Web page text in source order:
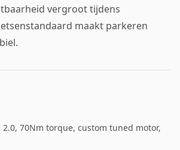
vergroot tijdens
maakt parkeren
2.0, 70Nm torque, custom tuned motor,